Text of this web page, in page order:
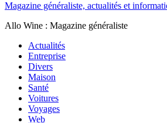
Magazine généraliste, actualités et
Allo Wine : Magazine généraliste
Actualités
Entreprise
Divers
Maison
Santé
Voitures
Voyages
Web